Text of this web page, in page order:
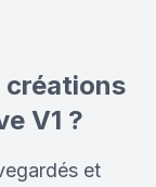
créations
V1 ?
et